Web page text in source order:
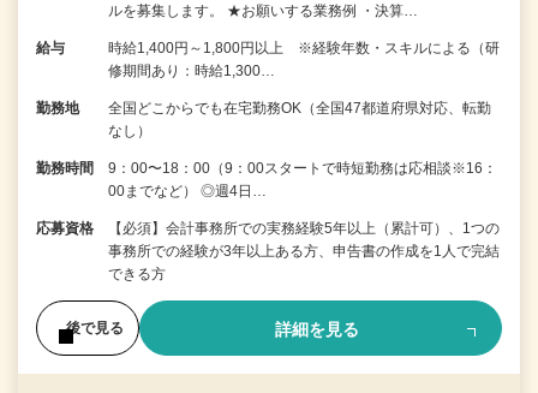
ルを募集します。 ★お願いする業務例 ・決算…
給与
時給1,400円～1,800円以上 ※経験年数・スキルによる（研
修期間あり：時給1,300…
勤務地
全国どこからでも在宅勤務OK（全国47都道府県対応、転勤
なし）
勤務時間
9：00〜18：00（9：00スタートで時短勤務は応相談※16：
00までなど） ◎週4日…
応募資格
【必須】会計事務所での実務経験5年以上（累計可）、1つの
事務所での経験が3年以上ある方、申告書の作成を1人で完結
できる方
後で見る 詳細を見る